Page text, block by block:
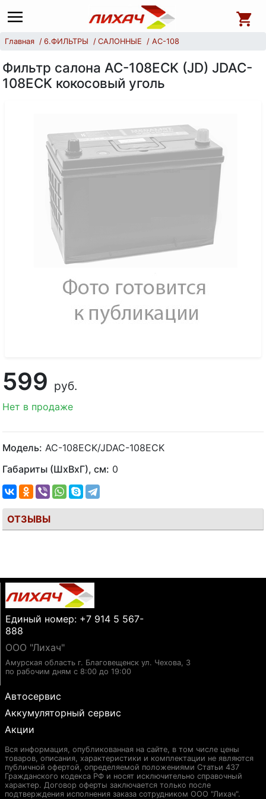
Главная 6.ФИЛЬТРЫ САЛОННЫЕ AC-108
Фильтр салона AC-108ECK (JD) JDAC-
108ECK кокосовый уголь
599 руб.
Нет в продаже
Модель: AC-108ECK/JDAC-108ECK
Габариты (ШхВхГ), см: 0
ОТЗЫВЫ
Единый номер: +7 914 5 567-
888
ООО "Лихач"
Амурская область г. Благовещенск ул. Чехова, 3
по рабочим дням с 8:00 до 19:00
Автосервис
Аккумуляторный сервис
Акции
Вся информация, опубликованная на сайте, в том числе цены
товаров, описания, характеристики и комплектации не являются
публичной офертой, определяемой положениями Статьи 437
Гражданского кодекса РФ и носят исключительно справочный
характер. Договор оферты заключается только после
подтверждения исполнения заказа сотрудником ООО "Лихач".